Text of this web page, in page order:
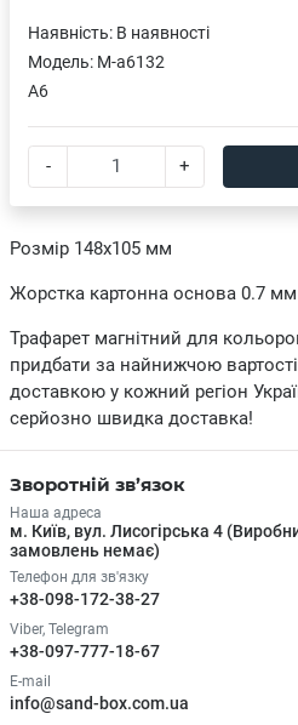
Розмір 148х105 мм
Жорстка картонна основа 0.7 мм
Трафарет магнітний для
придбати за найнижчою
доставкою у кожний регіон
серйозно швидка доставка!
Наявність: В наявності
Модель: M-a6132
A6
- +
Зворотній зв’язок
Наша адреса
м. Київ, вул. Лисогірська 4
замовлень немає)
Телефон для зв'язку
+38-098-172-38-27
Viber, Telegram
+38-097-777-18-67
E-mail
info@sand-box.com.ua